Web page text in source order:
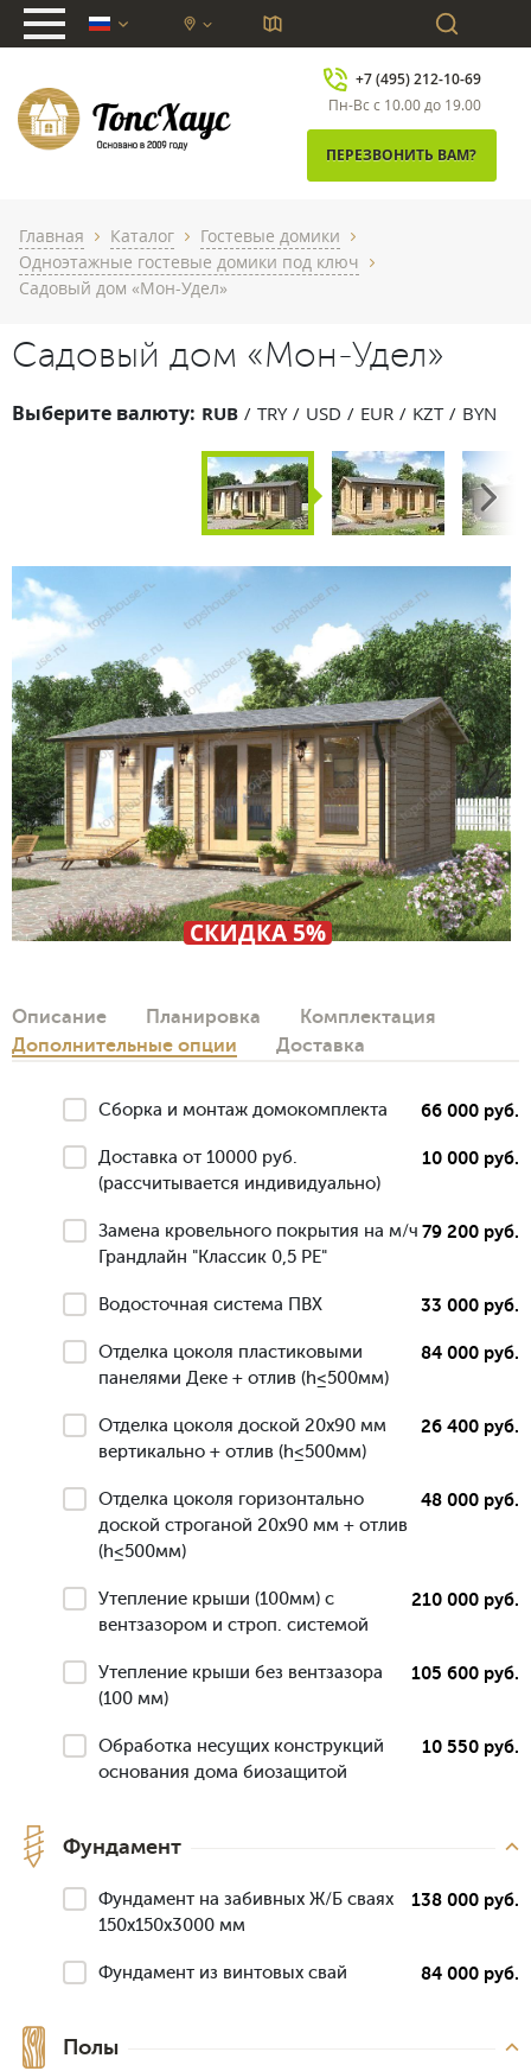
chevron_down
+7 (495) 212-10-69
Пн-Вс с 10.00 до 19.00
ПЕРЕЗВОНИТЬ ВАМ?
Главная chevron_right Каталог chevron_right Гостевые домики chevron_right
Одноэтажные гостевые домики под ключ chevron_right
Садовый дом «Мон-Удел»
Садовый дом «Мон-Удел»
Выберите валюту: RUB TRY USD EUR KZT BYN
Next
СКИДКА 5%
Описание Планировка
Комплектация
Дополнительные опции
Доставка
Сборка и монтаж домокомплекта 66 000 руб.
Доставка от 10000 руб.
(рассчитывается индивидуально)
10 000 руб.
Замена кровельного покрытия на м/ч
Грандлайн "Классик 0,5 РЕ"
79 200 руб.
Водосточная система ПВХ 33 000 руб.
Отделка цоколя пластиковыми
панелями Деке + отлив (h≤500мм)
84 000 руб.
Отделка цоколя доской 20х90 мм
вертикально + отлив (h≤500мм)
26 400 руб.
Отделка цоколя горизонтально
доской строганой 20х90 мм + отлив
(h≤500мм)
48 000 руб.
Утепление крыши (100мм) с
вентзазором и строп. системой
210 000 руб.
Утепление крыши без вентзазора
(100 мм)
105 600 руб.
Обработка несущих конструкций
основания дома биозащитой
10 550 руб.
Фундамент
Фундамент на забивных Ж/Б сваях
150x150x3000 мм
138 000 руб.
Фундамент из винтовых свай 84 000 руб.
Полы